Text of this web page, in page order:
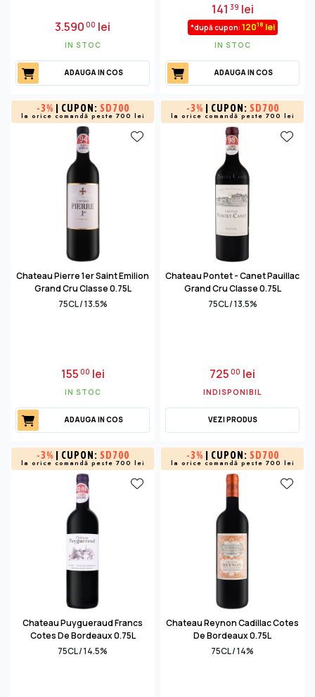
3.59000 lei
IN STOC
ADAUGA IN COS
141 39 lei
*după cupon: 12018 lei
IN STOC
ADAUGA IN COS
-3% | CUPON: SD700
la orice comandă peste 700 lei
Chateau Pierre 1er Saint Emilion
Grand Cru Classe 0.75L
75CL / 13.5%
15500 lei
IN STOC
ADAUGA IN COS
-3% | CUPON: SD700
la orice comandă peste 700 lei
Chateau Pontet - Canet Pauillac
Grand Cru Classe 0.75L
75CL / 13.5%
72500 lei
INDISPONIBIL
VEZI PRODUS
-3% | CUPON: SD700
la orice comandă peste 700 lei
Chateau Puygueraud Francs
Cotes De Bordeaux 0.75L
75CL / 14.5%
-3% | CUPON: SD700
la orice comandă peste 700 lei
Chateau Reynon Cadillac Cotes
De Bordeaux 0.75L
75CL / 14%